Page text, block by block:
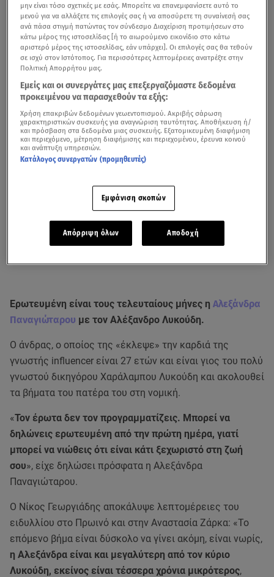
Ερωτευμένη είναι τους τελευταίους μήνες η Αλεξάνδρα
Παναγιώταρου με τον Αλέξανδρο Λυκούδη.
Ο άνδρας, ο οποίος της «έκλεψε» την καρδιά της
γνωστής influencer είναι 27 ετών και είναι γιος του πολύ
γνωστού δικηγόρου Χαράλαμπου Λυκούδη και ακολουθεί
τα βήματα του πατέρα του στη νομική.
«Τον έρωτα δεν τον προγραμματίζεις. Μπορεί να
δηλώνεις ερωτευμένη από την πρώτη ημέρα, γιατί
μπορεί να νιώθεις ότι είναι κάτι ξεχωριστό στη ζωή
σου», είχε δηλώσει πρόσφατα η Αλεξάνδρα
Παναγιώταρου.
Ο Νίκος Γεωργιάδης αποκάλυψε λεπτομέρειες του
ειδυλλίου στο Πρωινό και στην Αναστασία Ζάρκα: «Το
επόμενο βήμα είναι δύσκολο να γίνει ακόμη, είναι νωρίς,
η Αλεξάνδρα είναι και μεγαλύτερη από τον κύριο
Λυκούδη, εκείνος είναι τέσσερα χρόνια μικρότερος,
μην είναι τόσο σχετικές με εσάς. Μπορείτε να επανεμφανίσετε αυτό το
μενού για να αλλάξετε τις επιλογές σας ή να αποσύρετε τη συναίνεσή σας
ανά πάσα στιγμή πατώντας τον σύνδεσμο Διαχείριση προτιμήσεων στο
κάτω μέρος της ιστοσελίδας [ή το αιωρούμενο εικονίδιο στο κάτω
αριστερό μέρος της ιστοσελίδας, εάν υπάρχει]. Οι επιλογές σας θα τεθούν
σε ισχύ στον Ιστότοπος. Για περισσότερες λεπτομέρειες ανατρέξτε στην
Πολιτική Απορρήτου μας.
Εμείς και οι συνεργάτες μας επεξεργαζόμαστε δεδομένα
προκειμένου να παρασχεθούν τα εξής:
Χρήση επακριβών δεδομένων γεωεντοπισμού. Ακριβής σάρωση
χαρακτηριστικών συσκευής για αναγνώριση ταυτότητας. Αποθήκευση ή/
και πρόσβαση στα δεδομένα μιας συσκευής. Εξατομικευμένη διαφήμιση
και περιεχόμενο, μέτρηση διαφήμισης και περιεχομένου, έρευνα κοινού
και ανάπτυξη υπηρεσιών.
Κατάλογος συνεργατών (προμηθευτές)
Εμφάνιση σκοπών
Απόρριψη όλων Αποδοχή